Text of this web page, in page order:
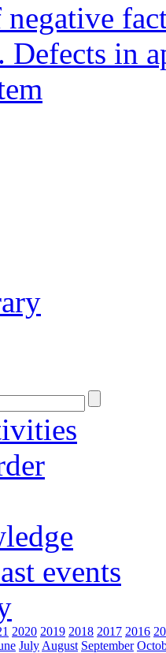
in
events
2020 2019 2018 2017 2016
July August September